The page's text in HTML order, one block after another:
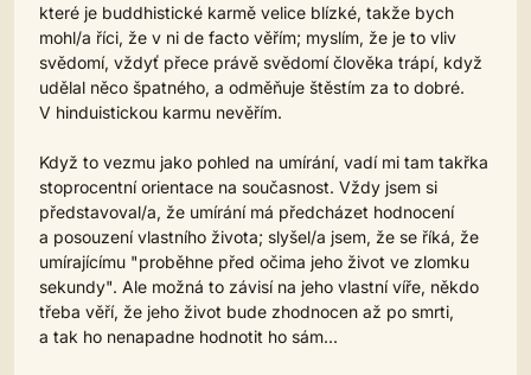
které je buddhistické karmě velice blízké, takže bych
mohl/a říci, že v ni de facto věřím; myslím, že je to vliv
svědomí, vždyť přece právě svědomí člověka trápí, když
udělal něco špatného, a odměňuje štěstím za to dobré.
V hinduistickou karmu nevěřím.
Když to vezmu jako pohled na umírání, vadí mi tam takřka
stoprocentní orientace na současnost. Vždy jsem si
představoval/a, že umírání má předcházet hodnocení
a posouzení vlastního života; slyšel/a jsem, že se říká, že
umírajícímu "proběhne před očima jeho život ve zlomku
sekundy". Ale možná to závisí na jeho vlastní víře, někdo
třeba věří, že jeho život bude zhodnocen až po smrti,
a tak ho nenapadne hodnotit ho sám...